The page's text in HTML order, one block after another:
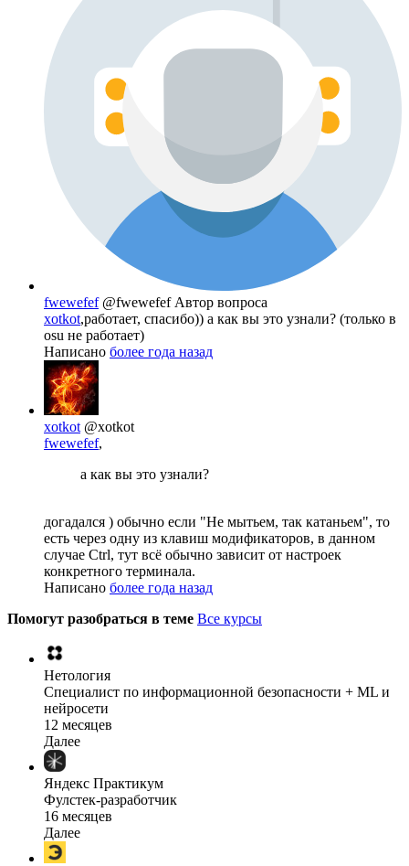
fwewefef @fwewefef Автор вопроса
xotkot,работает, спасибо)) а как вы это узнали? (только в
osu не работает)
Написано более года назад
xotkot @xotkot
fwewefef,
а как вы это узнали?
догадался ) обычно если "Не мытьем, так катаньем", то
есть через одну из клавиш модификаторов, в данном
случае Ctrl, тут всё обычно зависит от настроек
конкретного терминала.
Написано более года назад
Помогут разобраться в теме Все курсы
Нетология
Специалист по информационной безопасности + ML и
нейросети
12 месяцев
Далее
Яндекс Практикум
Фулстек-разработчик
16 месяцев
Далее